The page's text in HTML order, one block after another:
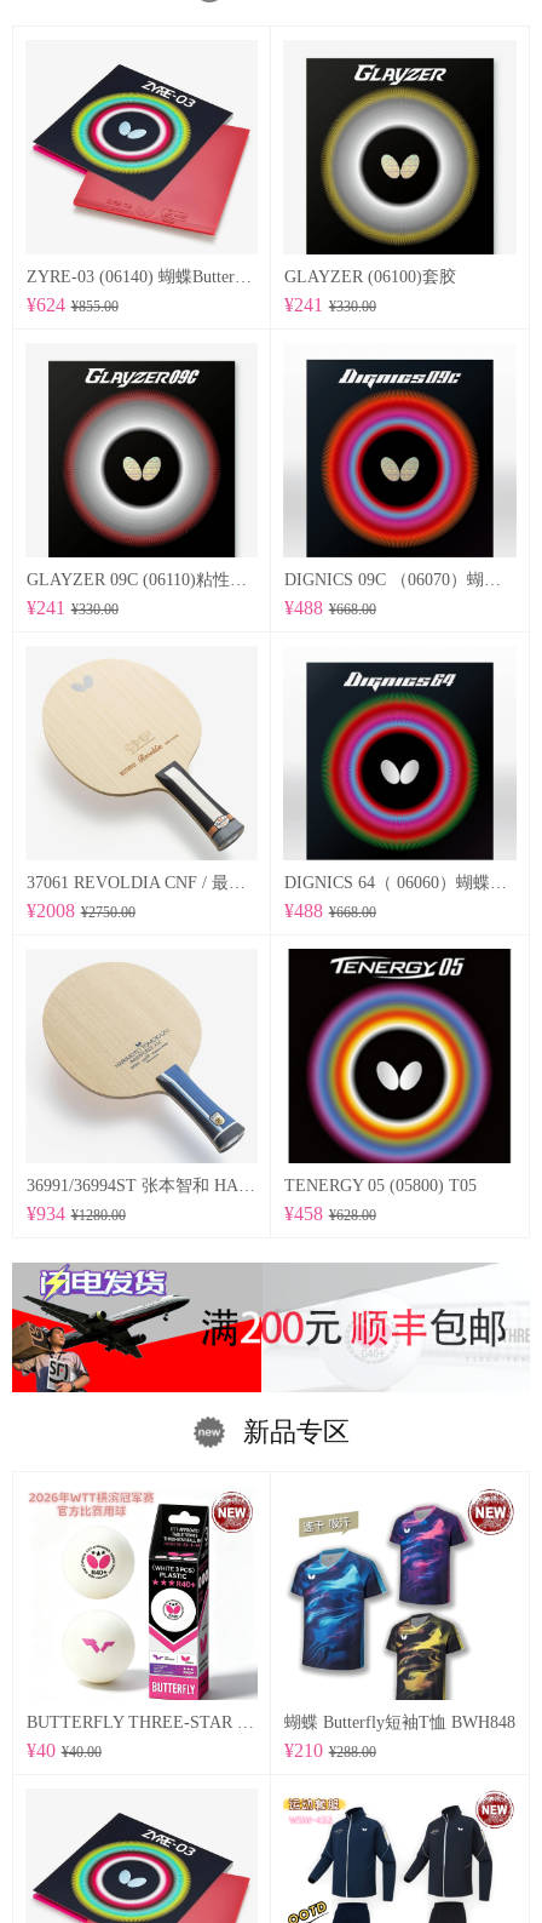
ZYRE-03 (06140) 蝴蝶Butterfly 专业反胶套胶
¥624 ¥855.00
GLAYZER (06100)套胶
¥241 ¥330.00
¥241 ¥330.00 ¥488 ¥668.00
¥2008 ¥2750.00 ¥488 ¥668.00
¥934 ¥1280.00
TENERGY 05 (05800) T05
¥458 ¥628.00
新品专区
¥40 ¥40.00
蝴蝶 Butterfly短袖T恤 BWH848
¥210 ¥288.00